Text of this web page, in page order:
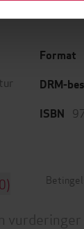
Format
DRM-
ISBN
vurderinger